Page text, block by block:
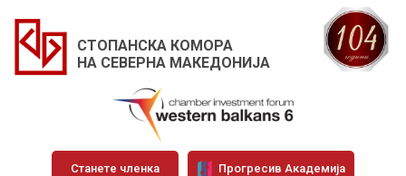
СТОПАНСКА КОМОРА
НА СЕВЕРНА МАКЕДОНИЈА
Станете членка Прогресив Академија